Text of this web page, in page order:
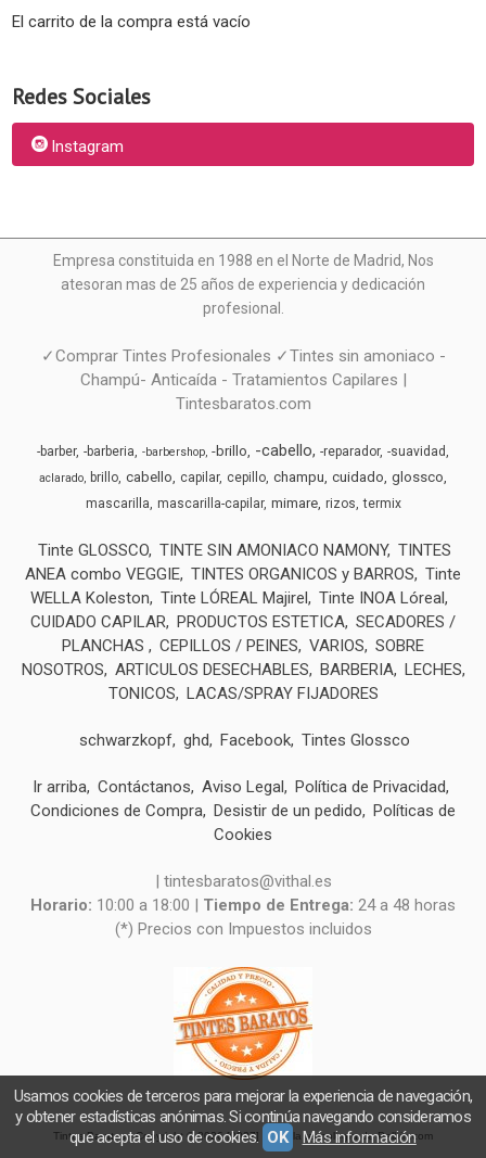
El carrito de la compra está vacío
Redes Sociales
Instagram
Empresa constituida en 1988 en el Norte de Madrid, Nos
atesoran mas de 25 años de experiencia y dedicación
profesional.
✓Comprar Tintes Profesionales ✓Tintes sin amoniaco -
Champú- Anticaída - Tratamientos Capilares |
Tintesbaratos.com
-barber -barberia -barbershop -brillo -cabello -reparador -suavidad
aclarado brillo cabello capilar cepillo champu cuidado glossco
mascarilla mascarilla-capilar mimare rizos termix
Tinte GLOSSCO TINTE SIN AMONIACO NAMONY TINTES
ANEA combo VEGGIE TINTES ORGANICOS y BARROS
Tinte
WELLA Koleston
Tinte LÓREAL Majirel
Tinte INOA Lóreal
CUIDADO CAPILAR PRODUCTOS ESTETICA SECADORES /
PLANCHAS
CEPILLOS / PEINES VARIOS
SOBRE
NOSOTROS
ARTICULOS DESECHABLES BARBERIA LECHES,
TONICOS
LACAS/SPRAY FIJADORES
schwarzkopf ghd Facebook Tintes Glossco
Ir arriba Contáctanos Aviso Legal
Política de Privacidad
Condiciones de Compra Desistir de un pedido
Políticas de
Cookies
| tintesbaratos@vithal.es
Horario: 10:00 a 18:00 | Tiempo de Entrega: 24 a 48 horas
(*) Precios con Impuestos incluidos
Tintes Baratos- Copyright © 2026 [9027] - Con la tecnología de Palbin.com
Usamos cookies de terceros para mejorar la experiencia de navegación,
y obtener estadísticas anónimas. Si continúa navegando consideramos
que acepta el uso de cookies. OK Más información